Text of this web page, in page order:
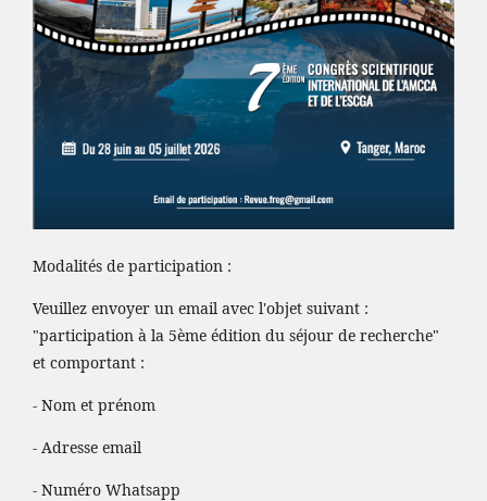
Modalités de participation :
Veuillez envoyer un email avec l'objet suivant :
"participation à la 5ème édition du séjour de recherche"
et comportant :
- Nom et prénom
- Adresse email
- Numéro Whatsapp